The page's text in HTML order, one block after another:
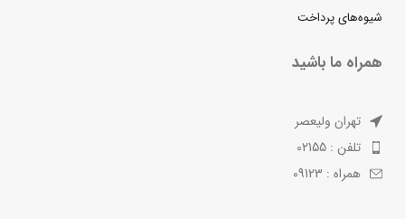
شیوه‌های پرداخت
همراه ما باشید
تهران ولیعصر
تلفن : 02155
همراه : 09123